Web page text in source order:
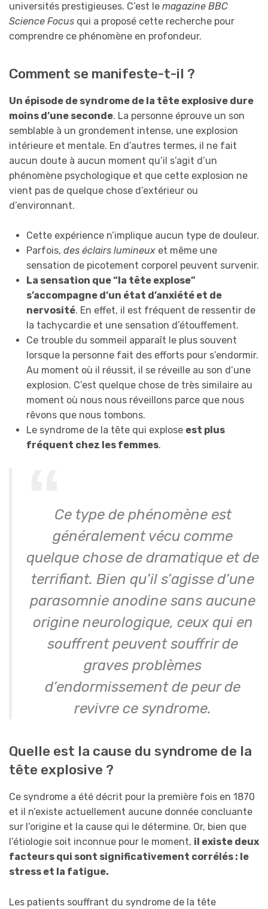
universités prestigieuses. C’est le magazine BBC
Science Focus qui a proposé cette recherche pour
comprendre ce phénomène en profondeur.
Comment se manifeste-t-il ?
Un épisode de syndrome de la tête explosive dure
moins d’une seconde. La personne éprouve un son
semblable à un grondement intense, une explosion
intérieure et mentale. En d’autres termes, il ne fait
aucun doute à aucun moment qu’il s’agit d’un
phénomène psychologique et que cette explosion ne
vient pas de quelque chose d’extérieur ou
d’environnant.
Cette expérience n’implique aucun type de douleur.
Parfois, des éclairs lumineuxet même une
sensation de picotement corporel peuvent survenir.
La sensation que “la tête explose”
s’accompagne d’un état d’anxiété et de
nervosité. En effet, il est fréquent de ressentir de
la tachycardie et une sensation d’étouffement.
Ce trouble du sommeil apparaît le plus souvent
lorsque la personne fait des efforts pour s’endormir.
Au moment où il réussit, il se réveille au son d’une
explosion. C’est quelque chose de très similaire au
moment où nous nous réveillons parce que nous
rêvons que nous tombons.
Le syndrome de la tête qui explose est plus
fréquent chez les femmes.
Ce type de phénomène est
généralement vécu comme
quelque chose de dramatique et de
terrifiant. Bien qu’il s’agisse d’une
parasomnie anodine sans aucune
origine neurologique, ceux qui en
souffrent peuvent souffrir de
graves problèmes
d’endormissement de peur de
revivre ce syndrome.
Quelle est la cause du syndrome de la
tête explosive ?
Ce syndrome a été décrit pour la première fois en 1870
et il n’existe actuellement aucune donnée concluante
sur l’origine et la cause qui le détermine. Or, bien que
l’étiologie soit inconnue pour le moment, il existe deux
facteurs qui sont significativement corrélés : le
stress et la fatigue.
Les patients souffrant du syndrome de la tête